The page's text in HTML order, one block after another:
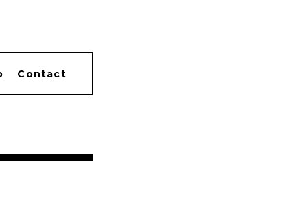
Contact